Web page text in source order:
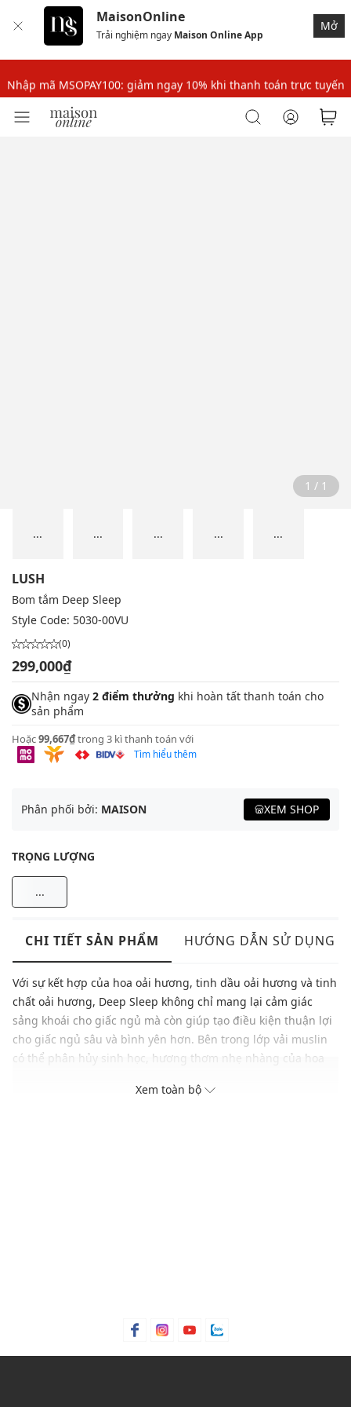
MaisonOnline
Trải nghiệm ngay Maison Online App
Mở
Nhập mã MSOPAY100: giảm ngay 10% khi thanh toán trực tuyến
Nhập mã MSOPAY100: giảm ngay 10% khi thanh toán trực tuyến
Nhập mã: MSOXINCHAO - Giảm 10% đơn đầu cho thành viên mới!
1 / 1
... ... ... ... ...
LUSH
Bom tắm Deep Sleep
Style Code: 5030-00VU
(0)
299,000₫
Nhận ngay 2 điểm thưởng khi hoàn tất thanh toán cho
sản phẩm
Hoặc99,667₫trong 3 kì thanh toán với
Tìm hiểu thêm
Phân phối bởi: MAISON XEM SHOP
TRỌNG LƯỢNG
...
CHI TIẾT SẢN PHẨM HƯỚNG DẪN SỬ DỤNG
Với sự kết hợp của hoa oải hương, tinh dầu oải hương và tinh
chất oải hương, Deep Sleep không chỉ mang lại cảm giác
sảng khoái cho giấc ngủ mà còn giúp tạo điều kiện thuận lợi
cho giấc ngủ sâu và bình yên hơn. Bên trong lớp vải muslin
có thể phân hủy sinh học, hương thơm nhẹ nhàng của hoa
một bầu không khí thư thái. Tinh dầu hoa cam được thêm vào
Thảo mộc | Thơm nhẹ
Xem toàn bộ